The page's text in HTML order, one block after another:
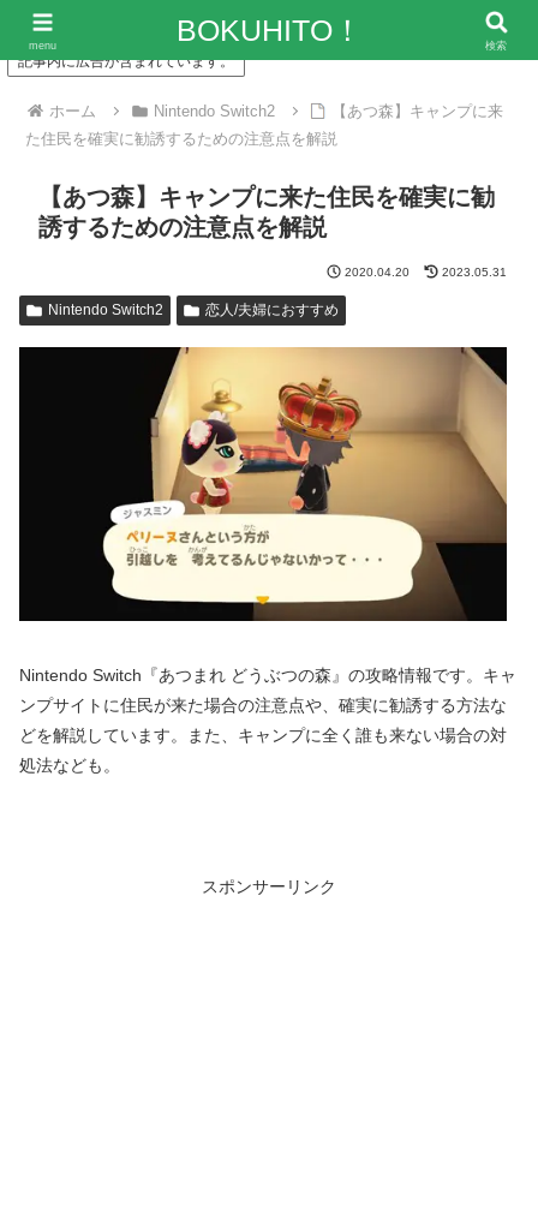
記事内に広告が含まれています。
ホーム Nintendo Switch2
【あつ森】キャンプに来
た住民を確実に勧誘するための注意点を解説
【あつ森】キャンプに来た住民を確実に勧
誘するための注意点を解説
2020.04.20 2023.05.31
Nintendo Switch2 恋人/夫婦におすすめ
Nintendo Switch『あつまれ どうぶつの森』の攻略情報です。キャ
ンプサイトに住民が来た場合の注意点や、確実に勧誘する方法な
どを解説しています。また、キャンプに全く誰も来ない場合の対
処法なども。
スポンサーリンク
menu BOKUHITO！ 検索